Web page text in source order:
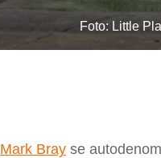
Foto: Little
Mark Brayse